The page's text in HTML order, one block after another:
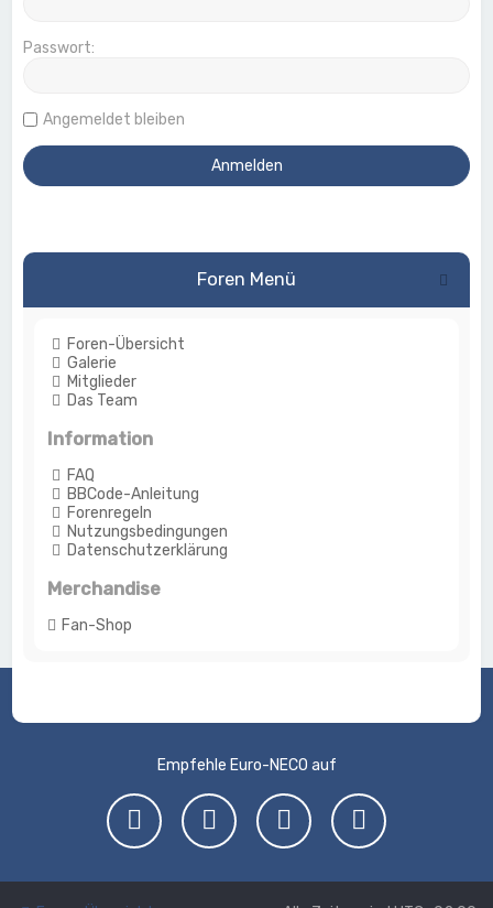
Passwort:
Angemeldet bleiben
Foren Menü
Foren-Übersicht
Galerie
Mitglieder
Das Team
Information
FAQ
BBCode-Anleitung
Forenregeln
Nutzungsbedingungen
Datenschutzerklärung
Merchandise
Fan-Shop
Empfehle Euro-NECO auf